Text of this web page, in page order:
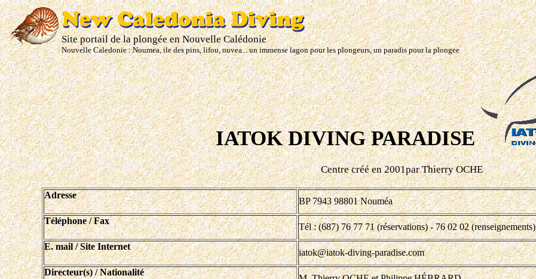
Site portail de la plongée en Nouvelle Calédonie
Nouvelle Caledonie : Noumea, ile des pins, lifou, ouvea... un immense lagon pour les plongeurs, un paradis pour la plongee
IATOK DIVING PARADISE
Centre créé en 2001par Thierry OCHE
Adresse
BP 7943 98801 Nouméa
Téléphone / Fax
Tél : (687) 76 77 71 (réservations) - 76 02 02 (renseignements)
E. mail / Site Internet
iatok@iatok-diving-paradise.com
Directeur(s) / Nationalité